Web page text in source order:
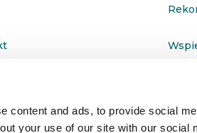
content and ads, to provide social
your use of our site with our social